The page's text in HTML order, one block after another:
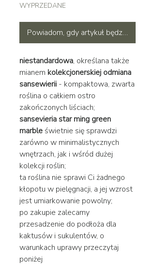
WYPRZEDANE
Powiadom, gdy artykuł będzie
niestandardowa, określana także
mianem kolekcjonerskiej odmiana
sansewierii - kompaktowa, zwarta
roślina o całkiem ostro
zakończonych liściach;
sansevieria star ming green
marble świetnie się sprawdzi
zarówno w minimalistycznych
wnętrzach, jak i wśród dużej
kolekcji roślin;
ta roślina nie sprawi Ci żadnego
kłopotu w pielęgnacji, a jej wzrost
jest umiarkowanie powolny;
po zakupie zalecamy
przesadzenie do podłoża dla
kaktusów i sukulentów, o
warunkach uprawy przeczytaj
poniżej